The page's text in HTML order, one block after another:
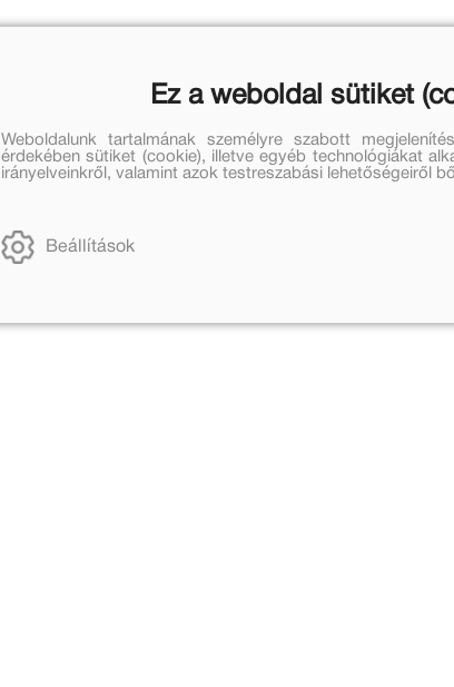
Ez a weboldal sütiket
Weboldalunk tartalmának személyre szabott
érdekében sütiket (cookie), illetve egyéb technológiákat
irányelveinkről, valamint azok testreszabási lehetőségeiről
Beállítások